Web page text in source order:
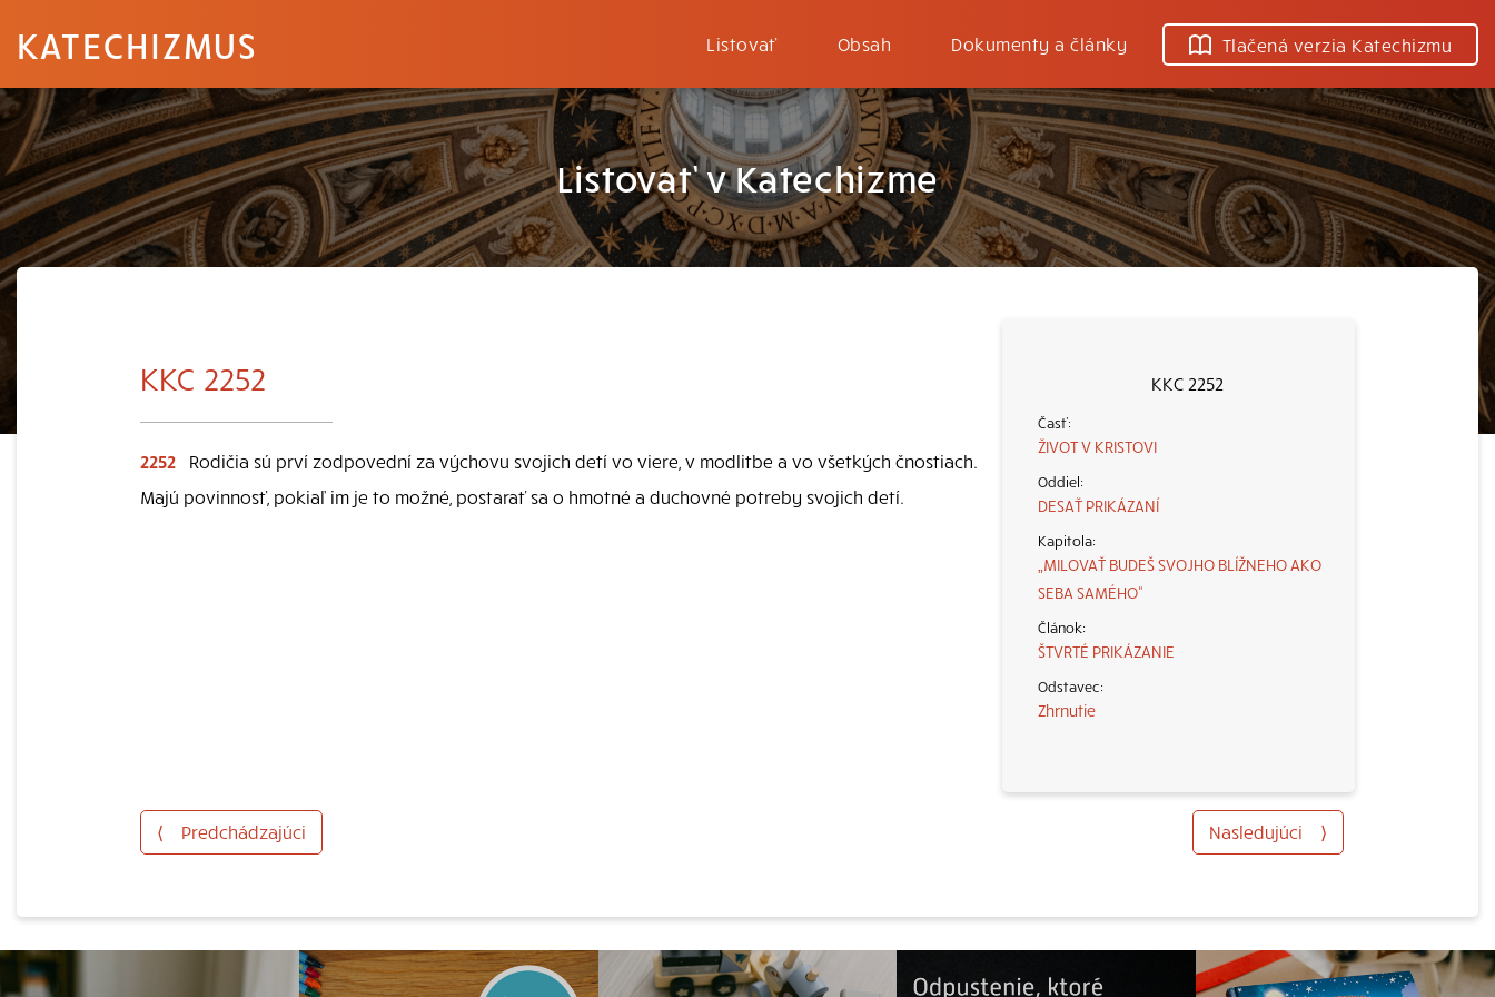
KATECHIZMUS Listovať Obsah Dokumenty a články Tlačená verzia Katechizmu
Listovať v Katechizme
KKC 2252
ŽIVOT V KRISTOVI
DESAŤ PRIKÁZANÍ
„MILOVAŤ BUDEŠ SVOJHO BLÍŽNEHO AKO
SEBA SAMÉHO“
ŠTVRTÉ PRIKÁZANIE
Zhrnutie
KKC 2252
2252
Rodičia sú prví zodpovední za výchovu svojich detí vo viere, v modlitbe a vo všetkých čnostiach.
Majú povinnosť, pokiaľ im je to možné, postarať sa o hmotné a duchovné potreby svojich detí.
⟨ Predchádzajúci Nasledujúci ⟩